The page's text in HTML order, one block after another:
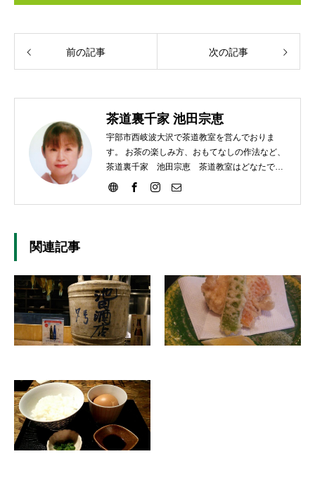
前の記事 次の記事
茶道裏千家 池田宗恵
宇部市西岐波大沢で茶道教室を営んでおりま
す。 お茶の楽しみ方、おもてなしの作法など、
茶道裏千家 池田宗恵 茶道教室はどなたでも
ご参加いただけます。
関連記事